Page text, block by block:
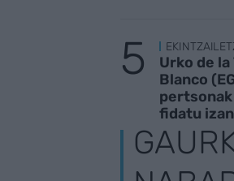
Urko de
Blanco
fidatu